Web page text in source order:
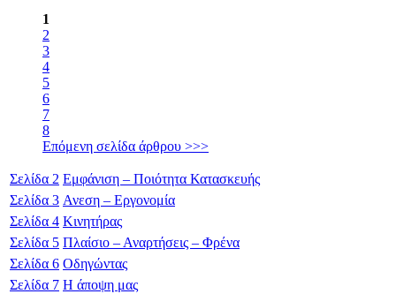
1
2
3
4
5
6
7
8
Επόμενη σελίδα άρθρου >>>
Σελίδα 2 Εμφάνιση – Ποιότητα Κατασκευής
Σελίδα 3 Ανεση – Εργονομία
Σελίδα 4 Κινητήρας
Σελίδα 5 Πλαίσιο – Αναρτήσεις – Φρένα
Σελίδα 6 Οδηγώντας
Σελίδα 7 Η άποψη μας